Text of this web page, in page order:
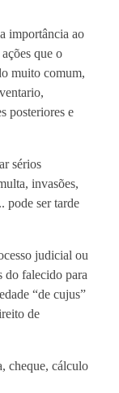
importância ao
que o
muito comum,
posteriores e
sérios
invasões,
pode ser tarde
judicial ou
do falecido para
“de cujus”
de
cheque, cálculo